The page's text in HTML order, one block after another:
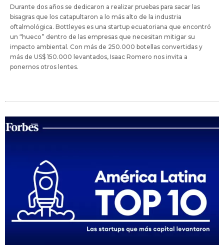
Durante dos años se dedicaron a realizar pruebas para sacar las
bisagras que los catapultaron a lo más alto de la industria
oftalmológica. Bottleyes es una startup ecuatoriana que encontró
un “hueco” dentro de las empresas que necesitan mitigar su
impacto ambiental. Con más de 250.000 botellas convertidas y
más de US$ 150.000 levantados, Isaac Romero nos invita a
ponernos otros lentes.